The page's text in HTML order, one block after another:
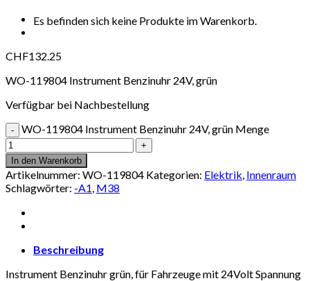
Es befinden sich keine Produkte im Warenkorb.
CHF132.25
WO-119804 Instrument Benzinuhr 24V, grün
Verfügbar bei Nachbestellung
WO-119804 Instrument Benzinuhr 24V, grün Menge
In den Warenkorb
Artikelnummer: WO-119804 Kategorien: Elektrik, Innenraum
Schlagwörter: -A1, M38
Beschreibung
Instrument Benzinuhr grün, für Fahrzeuge mit 24Volt Spannung